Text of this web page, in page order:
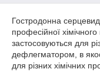
Гостродонна
професійної
застосовуються для
дефлегматором, в
для різних хімічних